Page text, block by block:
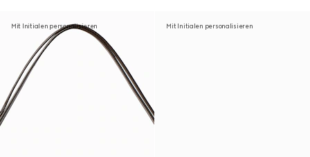
Mit Initialen personalisieren Mit Initialen personalisieren